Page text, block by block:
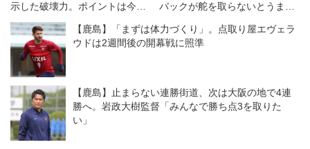
示した破壊力。ポイントは今後
も継続できるかどうかだ◎J２
開幕戦
バックが舵を取らないとうまく
【鹿島】「まずは体力づくり」。点取り屋エヴェラ
ウドは2週間後の開幕戦に照準
【鹿島】止まらない連勝街道、次は大阪の地で4連
勝へ。岩政大樹監督「みんなで勝ち点3を取りた
い」